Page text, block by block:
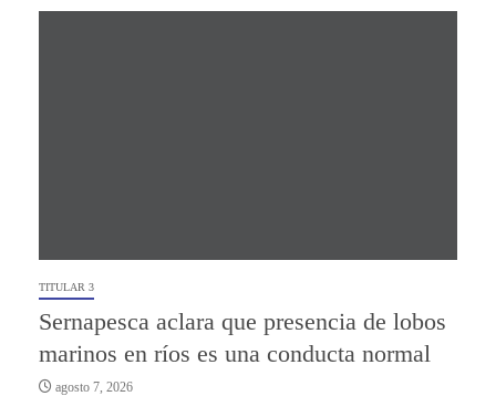
TITULAR 3
Sernapesca aclara que presencia de lobos
marinos en ríos es una conducta normal
agosto 7, 2026